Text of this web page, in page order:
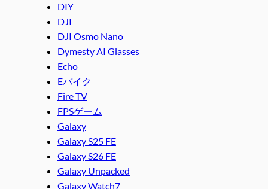
DIY
DJI
DJI Osmo Nano
Dymesty AI Glasses
Echo
Eバイク
Fire TV
FPSゲーム
Galaxy
Galaxy S25 FE
Galaxy S26 FE
Galaxy Unpacked
Galaxy Watch7